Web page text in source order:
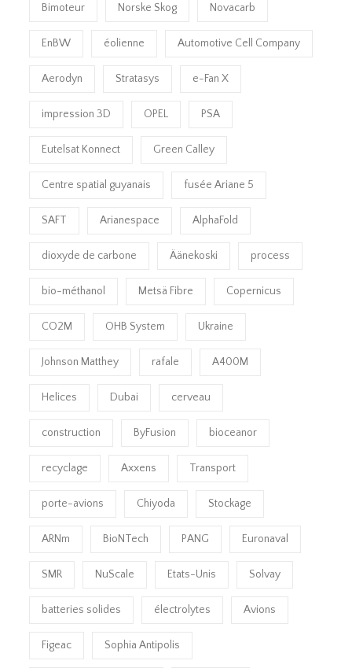
Bimoteur Norske Skog Novacarb
EnBW éolienne Automotive Cell Company
Aerodyn Stratasys e-Fan X
impression 3D OPEL PSA
Eutelsat Konnect Green Calley
Centre spatial guyanais fusée Ariane 5
SAFT Arianespace AlphaFold
dioxyde de carbone Äänekoski process
bio-méthanol Metsä Fibre Copernicus
CO2M OHB System Ukraine
Johnson Matthey rafale A400M
Helices Dubai cerveau
construction ByFusion bioceanor
recyclage Axxens Transport
porte-avions Chiyoda Stockage
ARNm BioNTech PANG Euronaval
SMR NuScale Etats-Unis Solvay
batteries solides électrolytes Avions
Figeac Sophia Antipolis